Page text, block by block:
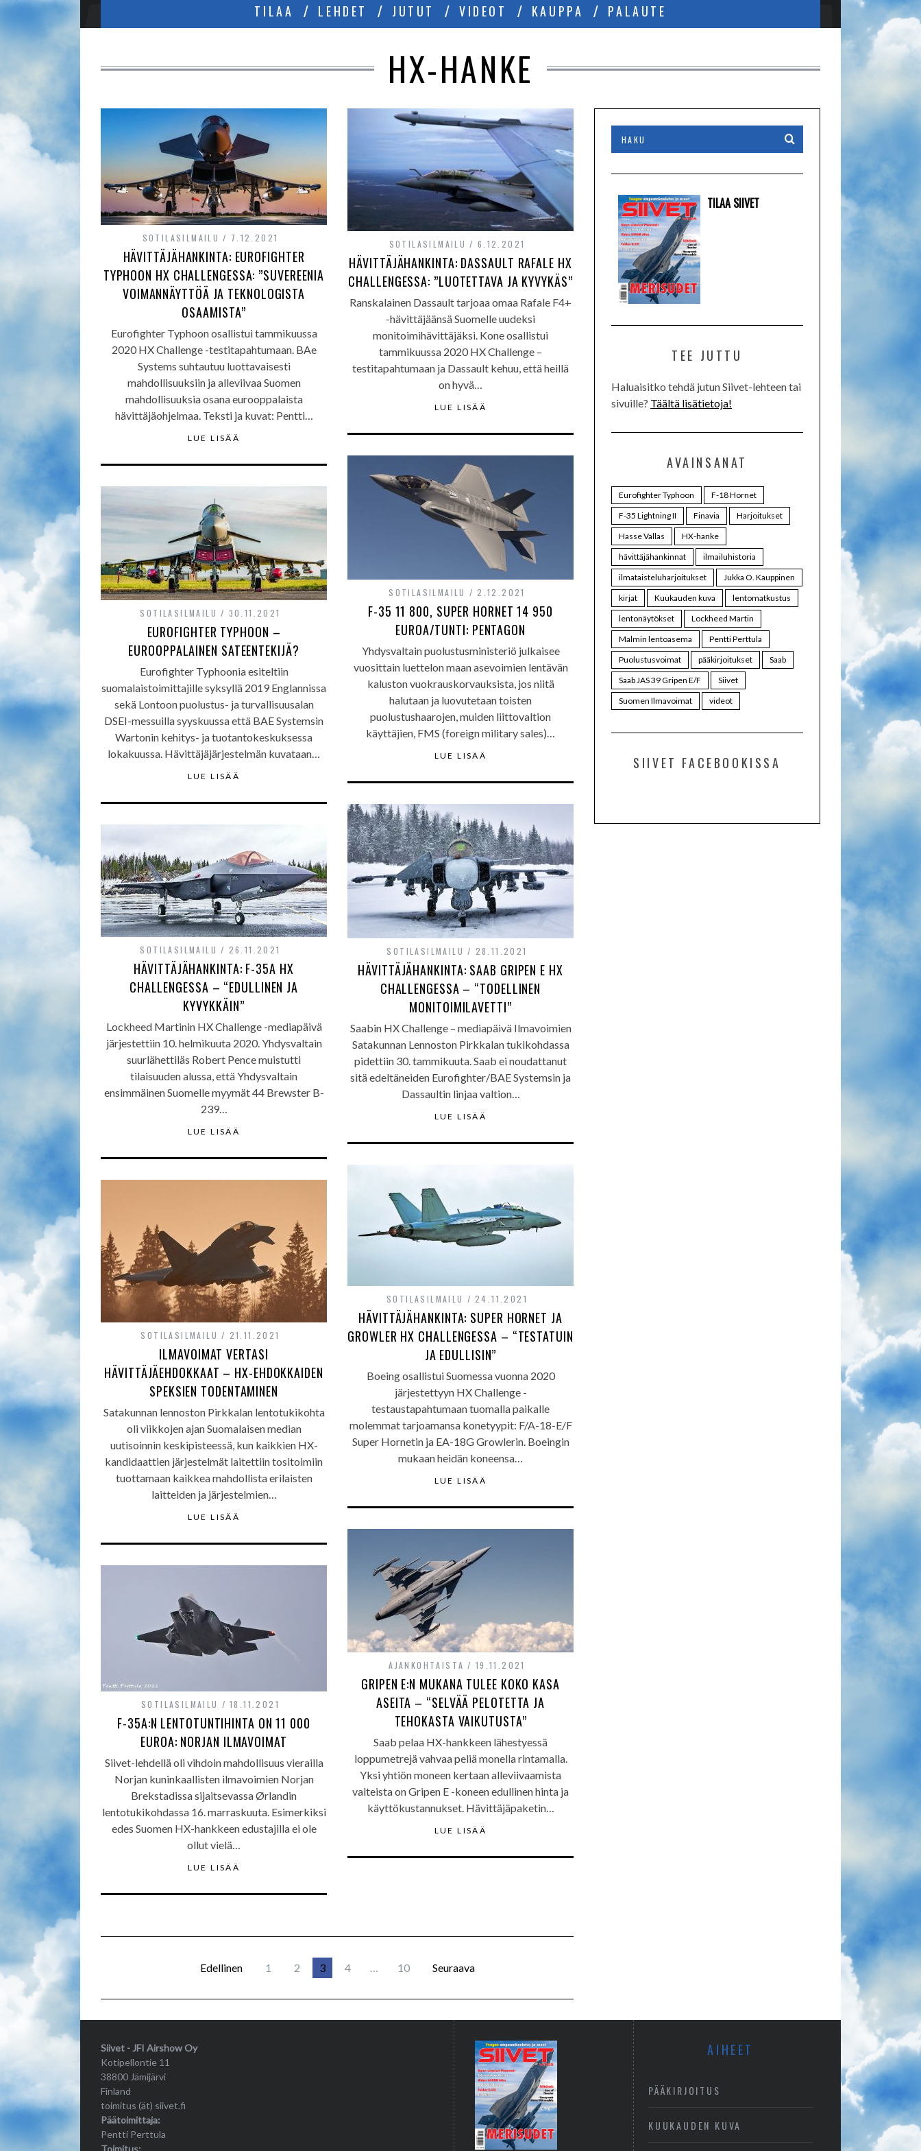
TILAA LEHDET JUTUT VIDEOT KAUPPA PALAUTE
HX-HANKE
SOTILASILMAILU 7.12.2021
HÄVITTÄJÄHANKINTA: EUROFIGHTER
TYPHOON HX CHALLENGESSA: ”SUVEREENIA
VOIMANNÄYTTÖÄ JA TEKNOLOGISTA
OSAAMISTA”
Eurofighter Typhoon osallistui tammikuussa
2020 HX Challenge -testitapahtumaan. BAe
Systems suhtautuu luottavaisesti
mahdollisuuksiin ja alleviivaa Suomen
mahdollisuuksia osana eurooppalaista
hävittäjäohjelmaa. Teksti ja kuvat: Pentti…
LUE LISÄÄ
SOTILASILMAILU 6.12.2021
HÄVITTÄJÄHANKINTA: DASSAULT RAFALE HX
CHALLENGESSA: ”LUOTETTAVA JA KYVYKÄS”
Ranskalainen Dassault tarjoaa omaa Rafale F4+
-hävittäjäänsä Suomelle uudeksi
monitoimihävittäjäksi. Kone osallistui
tammikuussa 2020 HX Challenge –
testitapahtumaan ja Dassault kehuu, että heillä
on hyvä…
LUE LISÄÄ
SOTILASILMAILU 2.12.2021
F-35 11 800, SUPER HORNET 14 950
EUROA/TUNTI: PENTAGON
Yhdysvaltain puolustusministeriö julkaisee
vuosittain luettelon maan asevoimien lentävän
kaluston vuokrauskorvauksista, jos niitä
halutaan ja luovutetaan toisten
puolustushaarojen, muiden liittovaltion
käyttäjien, FMS (foreign military sales)…
LUE LISÄÄ
SOTILASILMAILU 30.11.2021
EUROFIGHTER TYPHOON –
EUROOPPALAINEN SATEENTEKIJÄ?
Eurofighter Typhoonia esiteltiin
suomalaistoimittajille syksyllä 2019 Englannissa
sekä Lontoon puolustus- ja turvallisuusalan
DSEI-messuilla syyskuussa että BAE Systemsin
Wartonin kehitys- ja tuotantokeskuksessa
lokakuussa. Hävittäjäjärjestelmän kuvataan…
LUE LISÄÄ
SOTILASILMAILU 28.11.2021
HÄVITTÄJÄHANKINTA: SAAB GRIPEN E HX
CHALLENGESSA – “TODELLINEN
MONITOIMILAVETTI”
Saabin HX Challenge – mediapäivä Ilmavoimien
Satakunnan Lennoston Pirkkalan tukikohdassa
pidettiin 30. tammikuuta. Saab ei noudattanut
sitä edeltäneiden Eurofighter/BAE Systemsin ja
Dassaultin linjaa valtion…
LUE LISÄÄ
SOTILASILMAILU 26.11.2021
HÄVITTÄJÄHANKINTA: F-35A HX
CHALLENGESSA – “EDULLINEN JA
KYVYKKÄIN”
Lockheed Martinin HX Challenge -mediapäivä
järjestettiin 10. helmikuuta 2020. Yhdysvaltain
suurlähettiläs Robert Pence muistutti
tilaisuuden alussa, että Yhdysvaltain
ensimmäinen Suomelle myymät 44 Brewster B-
239…
LUE LISÄÄ
SOTILASILMAILU 24.11.2021
HÄVITTÄJÄHANKINTA: SUPER HORNET JA
GROWLER HX CHALLENGESSA – “TESTATUIN
JA EDULLISIN”
Boeing osallistui Suomessa vuonna 2020
järjestettyyn HX Challenge -
testaustapahtumaan tuomalla paikalle
molemmat tarjoamansa konetyypit: F/A-18-E/F
Super Hornetin ja EA-18G Growlerin. Boeingin
mukaan heidän koneensa…
LUE LISÄÄ
SOTILASILMAILU 21.11.2021
ILMAVOIMAT VERTASI
HÄVITTÄJÄEHDOKKAAT – HX-EHDOKKAIDEN
SPEKSIEN TODENTAMINEN
Satakunnan lennoston Pirkkalan lentotukikohta
oli viikkojen ajan Suomalaisen median
uutisoinnin keskipisteessä, kun kaikkien HX-
kandidaattien järjestelmät laitettiin tositoimiin
tuottamaan kaikkea mahdollista erilaisten
laitteiden ja järjestelmien…
LUE LISÄÄ
AJANKOHTAISTA 19.11.2021
GRIPEN E:N MUKANA TULEE KOKO KASA
ASEITA – “SELVÄÄ PELOTETTA JA
TEHOKASTA VAIKUTUSTA”
Saab pelaa HX-hankkeen lähestyessä
loppumetrejä vahvaa peliä monella rintamalla.
Yksi yhtiön moneen kertaan alleviivaamista
valteista on Gripen E -koneen edullinen hinta ja
käyttökustannukset. Hävittäjäpaketin…
LUE LISÄÄ
SOTILASILMAILU 18.11.2021
F-35A:N LENTOTUNTIHINTA ON 11 000
EUROA: NORJAN ILMAVOIMAT
Siivet-lehdellä oli vihdoin mahdollisuus vierailla
Norjan kuninkaallisten ilmavoimien Norjan
Brekstadissa sijaitsevassa Ørlandin
lentotukikohdassa 16. marraskuuta. Esimerkiksi
edes Suomen HX-hankkeen edustajilla ei ole
ollut vielä…
LUE LISÄÄ
Edellinen 1 2 3 4 … 10 Seuraava
TILAA SIIVET
TEE JUTTU
Haluaisitko tehdä jutun Siivet-lehteen tai
sivuille? Täältä lisätietoja!
AVAINSANAT
Eurofighter Typhoon
F-18 Hornet
F-35 Lightning II
Finavia
Harjoitukset
Hasse Vallas
HX-hanke
hävittäjähankinnat
ilmailuhistoria
ilmataisteluharjoitukset
Jukka O. Kauppinen
kirjat
Kuukauden kuva
lentomatkustus
lentonäytökset
Lockheed Martin
Malmin lentoasema
Pentti Perttula
Puolustusvoimat
pääkirjoitukset
Saab
Saab JAS 39 Gripen E/F
Siivet
Suomen Ilmavoimat
videot
SIIVET FACEBOOKISSA
Siivet - JFI Airshow Oy
Kotipellontie 11
38800 Jämijärvi
Finland
toimitus (ät) siivet.fi
Päätoimittaja:
Pentti Perttula
Toimitus:
AIHEET
PÄÄKIRJOITUS
KUUKAUDEN KUVA